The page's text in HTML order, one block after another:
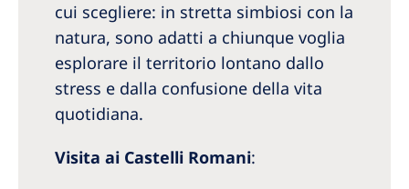
cui scegliere: in stretta simbiosi con la
natura, sono adatti a chiunque voglia
esplorare il territorio lontano dallo
stress e dalla confusione della vita
quotidiana.
Visita ai Castelli Romani: